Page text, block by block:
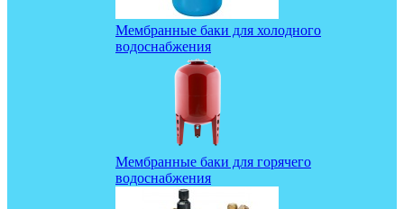
Мембранные баки для холодного
водоснабжения
Мембранные баки для горячего
водоснабжения